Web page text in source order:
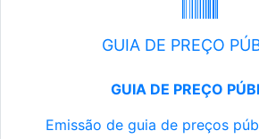
GUIA DE PREÇO
GUIA DE PREÇO
Emissão de guia de preços